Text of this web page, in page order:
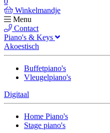
Winkelmandje
Menu
Contact
Piano's & Keys
Akoestisch
Buffetpiano's
Vleugelpiano's
Digitaal
Home Piano's
Stage piano's